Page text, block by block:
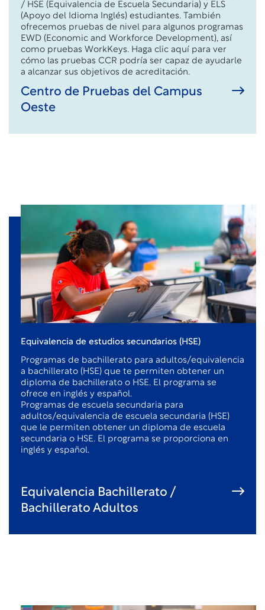
/ HSE (Equivalencia de Escuela Secundaria) y ELS
(Apoyo del Idioma Inglés) estudiantes. También
ofrecemos pruebas de nivel para algunos programas
EWD (Economic and Workforce Development), así
como pruebas WorkKeys. Haga clic aquí para ver
cómo las pruebas CCR podría ser capaz de ayudarle
a alcanzar sus objetivos de acreditación.
Centro de Pruebas del Campus
Oeste
Equivalencia de estudios secundarios (HSE)
Programas de bachillerato para adultos/equivalencia
a bachillerato (HSE) que te permiten obtener un
diploma de bachillerato o HSE. El programa se
ofrece en inglés y español.
Programas de escuela secundaria para
adultos/equivalencia de escuela secundaria (HSE)
que le permiten obtener un diploma de escuela
secundaria o HSE. El programa se proporciona en
inglés y español.
Equivalencia Bachillerato /
Bachillerato Adultos